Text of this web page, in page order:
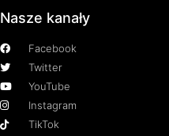
Nasze kanały
Facebook
Twitter
YouTube
Instagram
TikTok